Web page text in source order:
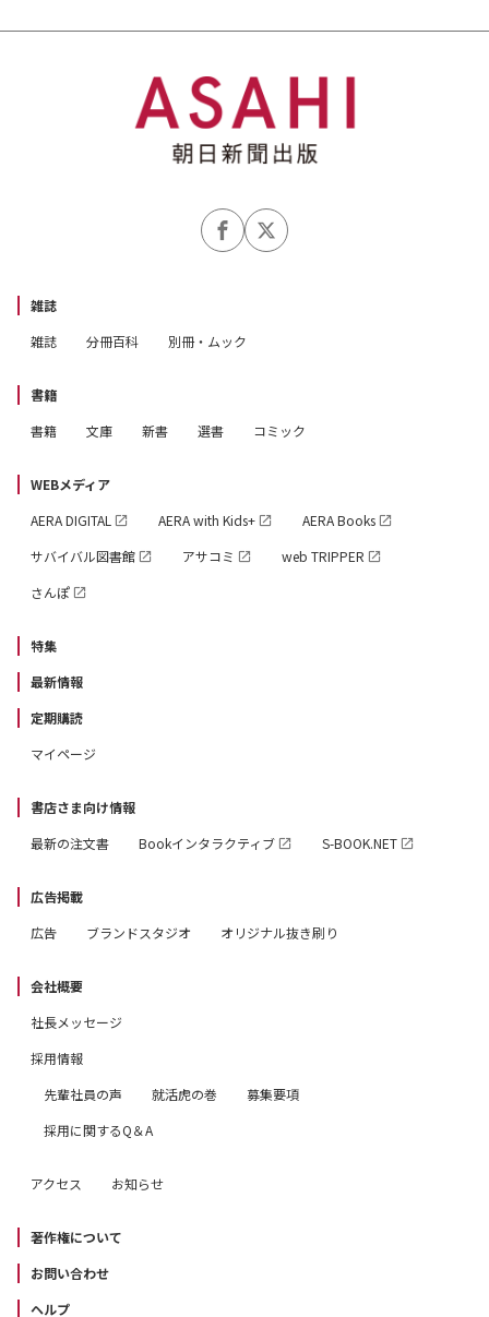
雑誌
雑誌
分冊百科 別冊・ムック
書籍
書籍
文庫 新書 選書 コミック
WEBメディア
AERA DIGITAL
AERA with Kids+
AERA Books
サバイバル図書館
アサコミ
web TRIPPER
さんぽ
特集
最新情報
定期購読
マイページ
書店さま向け情報
最新の注文書
Bookインタラクティブ S-BOOK.NET
広告掲載
広告
ブランドスタジオ オリジナル抜き刷り
会社概要
社長メッセージ
採用情報
先輩社員の声
就活虎の巻
募集要項
採用に関するQ＆A
アクセス お知らせ
著作権について
お問い合わせ
ヘルプ